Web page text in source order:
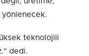
teknolojili
dedi.